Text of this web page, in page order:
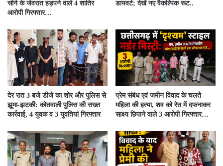
सोने के जेवरात हड़पने वाले 4 शातिर
आरोपी गिरफ्तार…
डायवर्ट; देखें नए वैकल्पिक रूट..
देर रात 3 बजे डीजे का शोर और पुलिस से
झूमा-झटकी: कोतवाली पुलिस की सख्त
कार्रवाई, 4 युवक व 3 युवतियां गिरफ्तार
प्रेम संबंध एवं जमीन विवाद के चलते
महिला की हत्या, शव को रेत में दफनाकर
साक्ष्य छिपाने वाले 3 आरोपी गिरफ्तार…